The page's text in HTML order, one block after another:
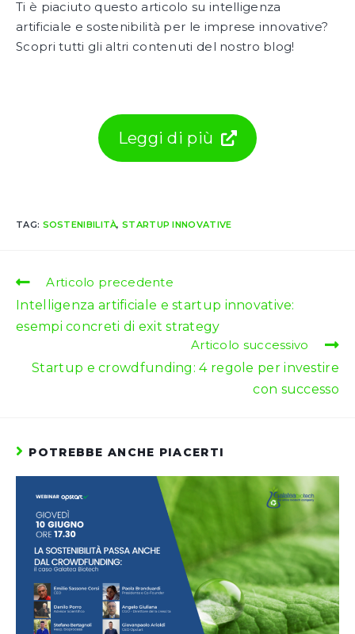
Ti è piaciuto questo articolo su intelligenza
artificiale e sostenibilità per le imprese innovative?
Scopri tutti gli altri contenuti del nostro blog!
Leggi di più
TAG: SOSTENIBILITÀ, STARTUP INNOVATIVE
Leggi
articoli
Articolo precedente
Intelligenza artificiale e startup innovative:
esempi concreti di exit strategy
Articolo successivo
Startup e crowdfunding: 4 regole per investire
con successo
POTREBBE ANCHE PIACERTI